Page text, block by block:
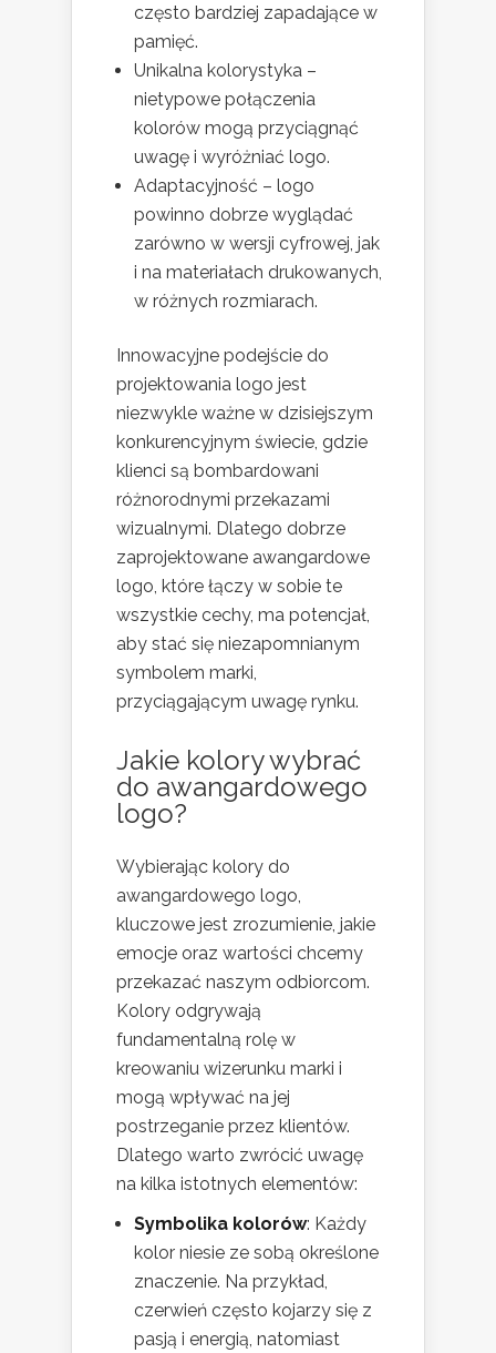
często bardziej zapadające w
pamięć.
Unikalna kolorystyka –
nietypowe połączenia
kolorów mogą przyciągnąć
uwagę i wyróżniać logo.
Adaptacyjność – logo
powinno dobrze wyglądać
zarówno w wersji cyfrowej, jak
i na materiałach drukowanych,
w różnych rozmiarach.
Innowacyjne podejście do
projektowania logo jest
niezwykle ważne w dzisiejszym
konkurencyjnym świecie, gdzie
klienci są bombardowani
różnorodnymi przekazami
wizualnymi. Dlatego dobrze
zaprojektowane awangardowe
logo, które łączy w sobie te
wszystkie cechy, ma potencjał,
aby stać się niezapomnianym
symbolem marki,
przyciągającym uwagę rynku.
Jakie kolory wybrać
do awangardowego
logo?
Wybierając kolory do
awangardowego logo,
kluczowe jest zrozumienie, jakie
emocje oraz wartości chcemy
przekazać naszym odbiorcom.
Kolory odgrywają
fundamentalną rolę w
kreowaniu wizerunku marki i
mogą wpływać na jej
postrzeganie przez klientów.
Dlatego warto zwrócić uwagę
na kilka istotnych elementów:
Symbolika kolorów: Każdy
kolor niesie ze sobą określone
znaczenie. Na przykład,
czerwień często kojarzy się z
pasją i energią, natomiast